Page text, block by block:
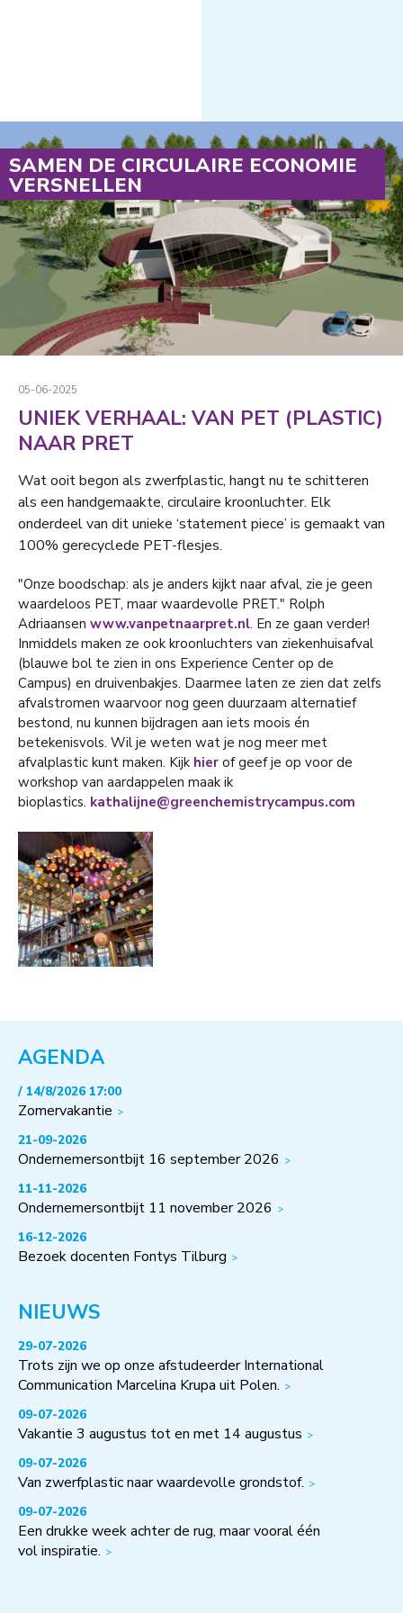
SAMEN DE CIRCULAIRE ECONOMIE
VERSNELLEN
05-06-2025
UNIEK VERHAAL: VAN PET (PLASTIC)
NAAR PRET
Wat ooit begon als zwerfplastic, hangt nu te schitteren
als een handgemaakte, circulaire kroonluchter. Elk
onderdeel van dit unieke ‘statement piece’ is gemaakt van
100% gerecyclede PET-flesjes.
"Onze boodschap: als je anders kijkt naar afval, zie je geen
waardeloos PET, maar waardevolle PRET." Rolph
Adriaansen www.vanpetnaarpret.nl. En ze gaan verder!
Inmiddels maken ze ook kroonluchters van ziekenhuisafval
(blauwe bol te zien in ons Experience Center op de
Campus) en druivenbakjes. Daarmee laten ze zien dat zelfs
afvalstromen waarvoor nog geen duurzaam alternatief
bestond, nu kunnen bijdragen aan iets moois én
betekenisvols. Wil je weten wat je nog meer met
afvalplastic kunt maken. Kijk hier of geef je op voor de
workshop van aardappelen maak ik
bioplastics. kathalijne@greenchemistrycampus.com
AGENDA
/ 14/8/2026 17:00
Zomervakantie
21-09-2026
Ondernemersontbijt 16 september 2026
11-11-2026
Ondernemersontbijt 11 november 2026
16-12-2026
Bezoek docenten Fontys Tilburg
NIEUWS
29-07-2026
Trots zijn we op onze afstudeerder International
Communication Marcelina Krupa uit Polen.
09-07-2026
Vakantie 3 augustus tot en met 14 augustus
09-07-2026
Van zwerfplastic naar waardevolle grondstof.
09-07-2026
Een drukke week achter de rug, maar vooral één
vol inspiratie.